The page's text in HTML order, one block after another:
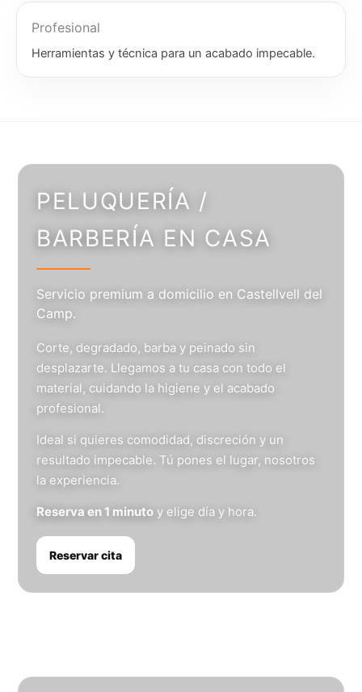
Profesional
Herramientas y técnica para un acabado impecable.
PELUQUERÍA /
BARBERÍA EN CASA
Servicio premium a domicilio en Castellvell del
Camp.
Corte, degradado, barba y peinado sin
desplazarte. Llegamos a tu casa con todo el
material, cuidando la higiene y el acabado
profesional.
Ideal si quieres comodidad, discreción y un
resultado impecable. Tú pones el lugar, nosotros
la experiencia.
Reserva en 1 minuto y elige día y hora.
Reservar cita